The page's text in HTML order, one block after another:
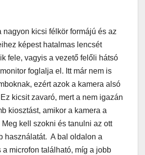
nagyon kicsi félkör formájú és az
képest hatalmas lencsét
fele, vagyis a vezető felőli hátsó
foglalja el. Itt már nem is
ezért azok a kamera alsó
kicsit zavaró, mert a nem igazán
kiosztást, amikor a kamera a
kell szokni és tanulni az ott
használatát. A bal oldalon a
a microfon található, míg a jobb